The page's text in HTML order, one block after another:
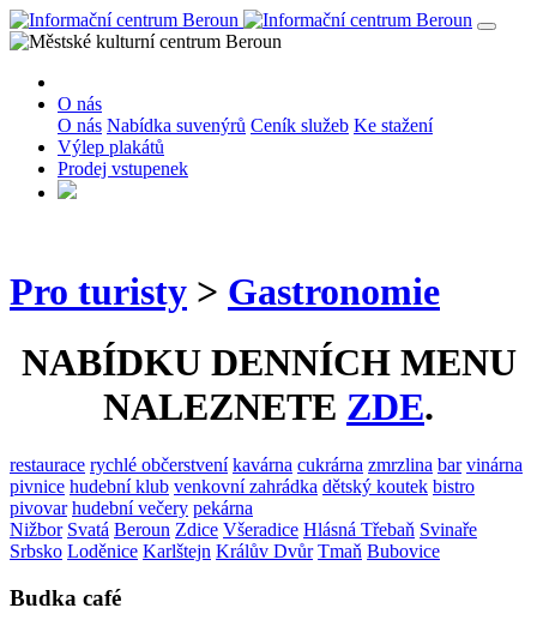
O nás
O nás Nabídka suvenýrů Ceník služeb Ke stažení
Výlep plakátů
Prodej vstupenek
Pro turisty > Gastronomie
NABÍDKU DENNÍCH MENU
NALEZNETE ZDE.
restaurace rychlé občerstvení kavárna cukrárna zmrzlina bar vinárna
pivnice hudební klub venkovní zahrádka dětský koutek bistro
pivovar hudební večery pekárna
Nižbor Svatá Beroun Zdice Všeradice Hlásná Třebaň Svinaře
Srbsko Loděnice Karlštejn Králův Dvůr Tmaň Bubovice
Budka café